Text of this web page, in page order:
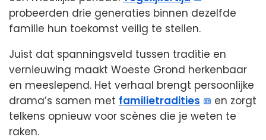
probeerden drie generaties binnen dezelfde
familie hun toekomst veilig te stellen.
Juist dat spanningsveld tussen traditie en
vernieuwing maakt Woeste Grond herkenbaar
en meeslepend. Het verhaal brengt persoonlijke
drama’s samen met familietradities
en zorgt
telkens opnieuw voor scènes die je weten te
raken.